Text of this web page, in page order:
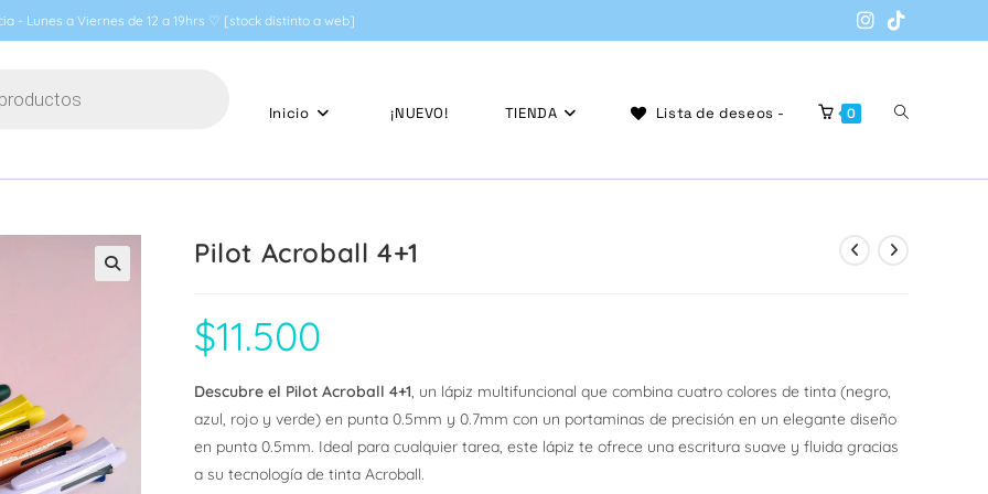
- Lunes a Viernes de 12 a 19hrs ♡ [stock distinto a web]
Inicio ¡NUEVO! TIENDA Lista de deseos - 0 Alternar
la
Pilot Acroball 4+1
$11.500
Descubre el Pilot Acroball 4+1, un lápiz multifuncional que combina cuatro colores de tinta (negro,
azul, rojo y verde) en punta 0.5mm y 0.7mm con un portaminas de precisión en un elegante diseño
en punta 0.5mm. Ideal para cualquier tarea, este lápiz te ofrece una escritura suave y fluida gracias
a su tecnología de tinta Acroball.